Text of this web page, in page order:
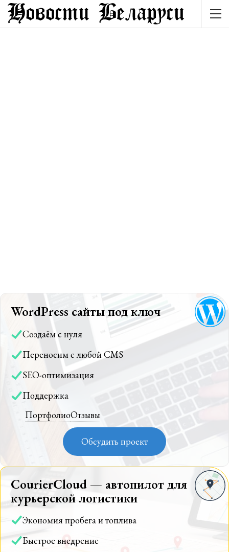
WordPress сайты под ключ
Создаём с нуля
Переносим с любой CMS
SEO-оптимизация
Поддержка
ПортфолиоОтзывы
Обсудить проект
CourierCloud — автопилот для
курьерской логистики
Экономия пробега и топлива
Быстрое внедрение